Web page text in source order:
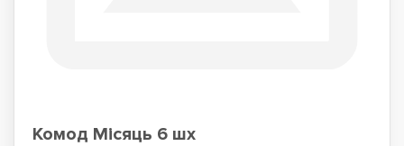
Комод Місяць 6 шх